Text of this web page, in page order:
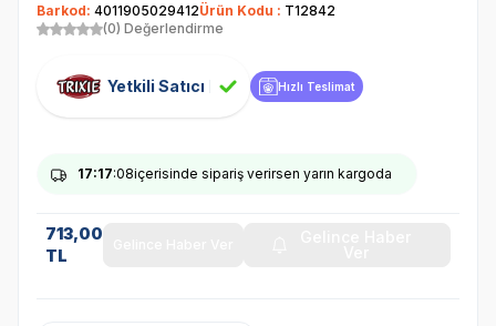
Barkod: 4011905029412Ürün Kodu : T12842
(0) Değerlendirme
Yetkili Satıcı Hızlı Teslimat
17:17:08içerisinde sipariş verirsen yarın kargoda
713,00
TL